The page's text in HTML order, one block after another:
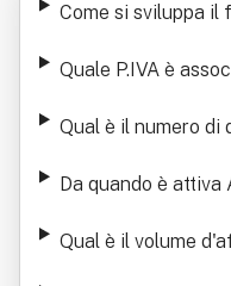
Come si sviluppa
Quale P.IVA è
Qual è il numero di
Da quando è attiva
Qual è il volume